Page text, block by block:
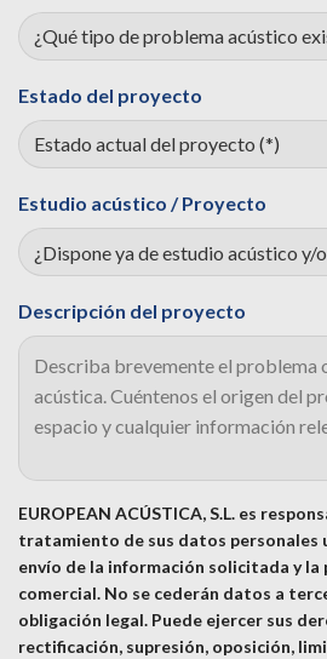
Estado del proyecto
Estudio acústico / Proyecto
Descripción del proyecto
EUROPEAN ACÚSTICA, S.L. es
tratamiento de sus datos personales
envío de la información solicitada y la
comercial. No se cederán datos a
obligación legal. Puede ejercer sus
rectificación, supresión, oposición,